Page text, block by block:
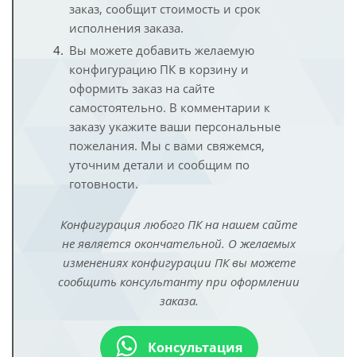
заказ, сообщит стоимость и срок
исполнения заказа.
Вы можете добавить желаемую
конфигурацию ПК в корзину и
оформить заказ на сайте
самостоятельно. В комментарии к
заказу укажите ваши персональные
пожелания. Мы с вами свяжемся,
уточним детали и сообщим по
готовности.
Конфигурация любого ПК на нашем сайте
не является окончательной. О желаемых
изменениях конфигурации ПК вы можете
сообщить консультанту при оформлении
заказа.
Консультация